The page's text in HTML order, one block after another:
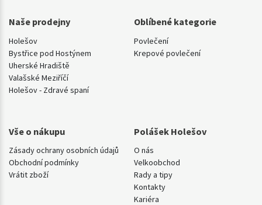
Naše prodejny
Holešov
Bystřice pod Hostýnem
Uherské Hradiště
Valašské Meziříčí
Holešov - Zdravé spaní
Oblíbené kategorie
Povlečení
Krepové povlečení
Vše o nákupu
Zásady ochrany osobních údajů
Obchodní podmínky
Vrátit zboží
Polášek Holešov
O nás
Velkoobchod
Rady a tipy
Kontakty
Kariéra